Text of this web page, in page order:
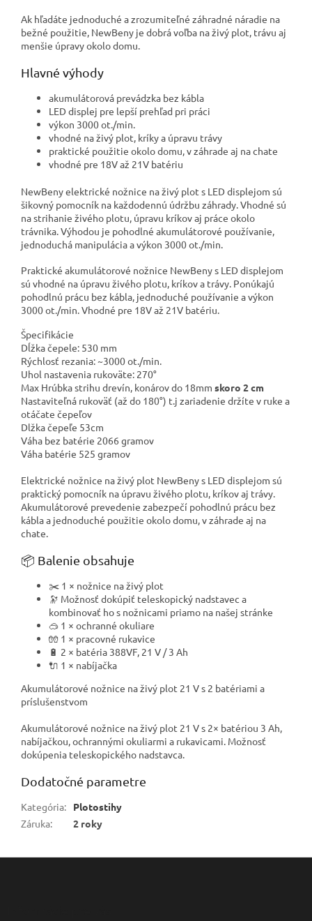
Ak hľadáte jednoduché a zrozumiteľné záhradné náradie na
bežné použitie, NewBeny je dobrá voľba na živý plot, trávu aj
menšie úpravy okolo domu.
Hlavné výhody
akumulátorová prevádzka bez kábla
LED displej pre lepší prehľad pri práci
výkon 3000 ot./min.
vhodné na živý plot, kríky a úpravu trávy
praktické použitie okolo domu, v záhrade aj na chate
vhodné pre 18V až 21V batériu
NewBeny elektrické nožnice na živý plot s LED displejom sú
šikovný pomocník na každodennú údržbu záhrady. Vhodné sú
na strihanie živého plotu, úpravu kríkov aj práce okolo
trávnika. Výhodou je pohodlné akumulátorové používanie,
jednoduchá manipulácia a výkon 3000 ot./min.
Praktické akumulátorové nožnice NewBeny s LED displejom
sú vhodné na úpravu živého plotu, kríkov a trávy. Ponúkajú
pohodlnú prácu bez kábla, jednoduché používanie a výkon
3000 ot./min. Vhodné pre 18V až 21V batériu.
Špecifikácie
Dĺžka čepele: 530 mm
Rýchlosť rezania: ~3000 ot./min.
Uhol nastavenia rukoväte: 270°
Max Hrúbka strihu drevín, konárov do 18mm skoro 2 cm
Nastaviteľná rukoväť (až do 180°) t.j zariadenie držíte v ruke a
otáčate čepeľov
Dlžka čepeľe 53cm
Váha bez batérie 2066 gramov
Váha batérie 525 gramov
Elektrické nožnice na živý plot NewBeny s LED displejom sú
praktický pomocník na úpravu živého plotu, kríkov aj trávy.
Akumulátorové prevedenie zabezpečí pohodlnú prácu bez
kábla a jednoduché použitie okolo domu, v záhrade aj na
chate.
📦 Balenie obsahuje
✂️ 1 × nožnice na živý plot
🔭 Možnosť dokúpiť teleskopický nadstavec a
kombinovať ho s nožnicami priamo na našej stránke
🥽 1 × ochranné okuliare
🧤 1 × pracovné rukavice
🔋 2 × batéria 388VF, 21 V / 3 Ah
🔌 1 × nabíjačka
Akumulátorové nožnice na živý plot 21 V s 2 batériami a
príslušenstvom
Akumulátorové nožnice na živý plot 21 V s 2× batériou 3 Ah,
nabíjačkou, ochrannými okuliarmi a rukavicami. Možnosť
dokúpenia teleskopického nadstavca.
Dodatočné parametre
Kategória:
Plotostihy
Záruka: 2 roky
Z